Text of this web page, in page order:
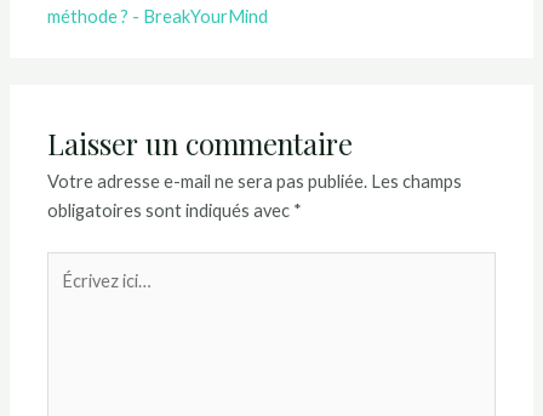
méthode ? - BreakYourMind
Laisser un commentaire
Votre adresse e-mail ne sera pas publiée. Les champs
obligatoires sont indiqués avec *